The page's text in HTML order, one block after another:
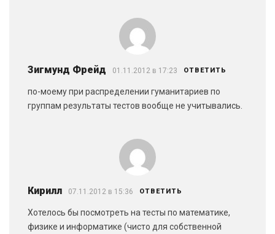
Зигмунд Фрейд 01.11.2012 в 17:23 ОТВЕТИТЬ
по-моему при распределении гуманитариев по
группам результаты тестов вообще не учитывались.
Кирилл 07.11.2012 в 15:36 ОТВЕТИТЬ
Хотелось бы посмотреть на тесты по математике,
физике и информатике (чисто для собственной